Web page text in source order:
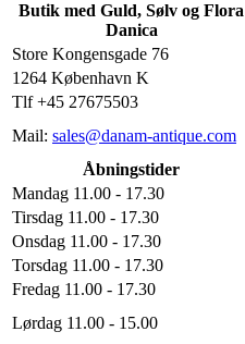
Butik med Guld, Sølv og Flora
Danica
Store Kongensgade 76
1264 København K
Tlf +45 27675503
Mail: sales@danam-antique.com
Åbningstider
Mandag 11.00 - 17.30
Tirsdag 11.00 - 17.30
Onsdag 11.00 - 17.30
Torsdag 11.00 - 17.30
Fredag 11.00 - 17.30
Lørdag 11.00 - 15.00